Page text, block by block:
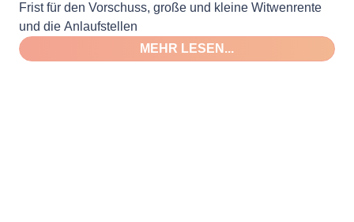
Frist für den Vorschuss, große und kleine Witwenrente
und die Anlaufstellen
MEHR LESEN...